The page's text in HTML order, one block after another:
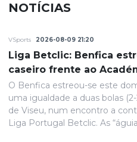
NOTÍCIAS
VSports 2026-08-09 21:20
Liga Betclic: Benfica
caseiro frente ao
O Benfica estreou-se este
uma igualdade a duas bolas
de Viseu, num encontro a
Liga Portugal Betclic. As